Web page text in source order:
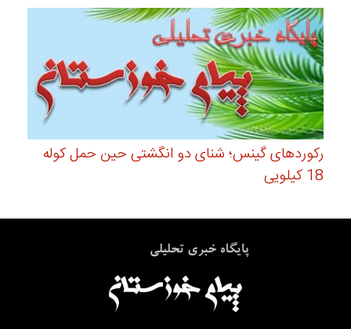
رکوردهای گینس؛ شنای دو انگشتی حین حمل کوله
18 کیلویی